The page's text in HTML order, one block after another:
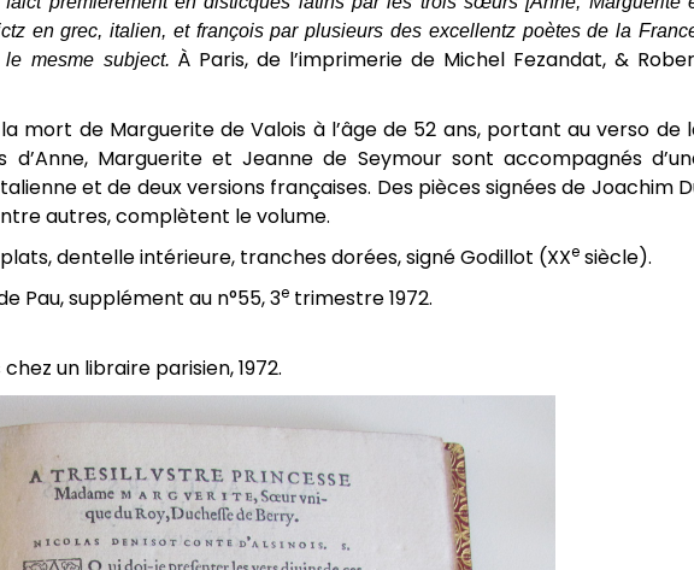
en grec, italien, et françois par plusieurs des excellentz poètes de la
mesme subject. À Paris, de l’imprimerie de Michel Fezandat, &
mort de Marguerite de Valois à l’âge de 52 ans, portant au verso de
Marguerite et Jeanne de Seymour sont accompagnés
et de deux versions françaises. Des pièces signées de Joachim
autres, complètent le volume.
dentelle intérieure, tranches dorées, signé Godillot (XXe siècle).
Pau, supplément au n°55, 3e trimestre 1972.
un libraire parisien, 1972.